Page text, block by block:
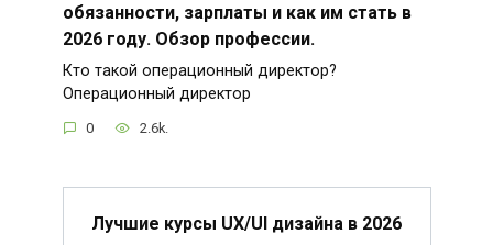
обязанности, зарплаты и как им стать в
2026 году. Обзор профессии.
Кто такой операционный директор?
Операционный директор
0 2.6k.
Лучшие курсы UX/UI дизайна в 2026